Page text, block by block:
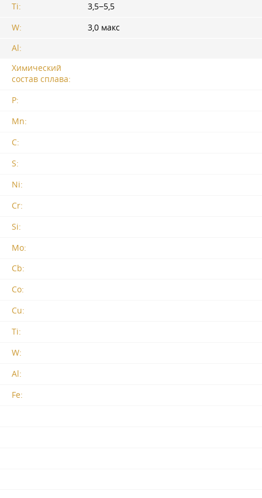
Ti:
3,5−5,5
W:
3,0 макс
Al:
Химический
состав сплава:
P:
Mn:
C:
S:
Ni:
Cr:
Si:
Mo:
Cb:
Co:
Cu:
Ti:
W:
Al:
Fe: